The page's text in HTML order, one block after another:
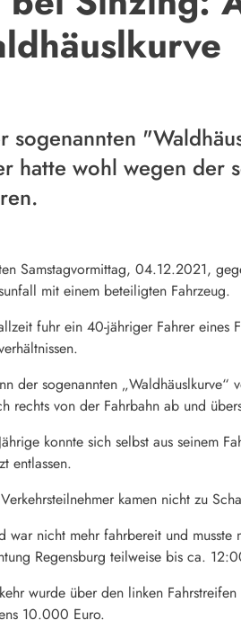
sogenannten
hatte wohl wegen der
Samstagvormittag, 04.12.2021,
mit einem beteiligten Fahrzeug.
fuhr ein 40-jähriger Fahrer
der sogenannten
rechts von der Fahrbahn ab und
konnte sich selbst aus seinem
entlassen.
kamen nicht zu
war nicht mehr fahrbereit und
Regensburg teilweise bis ca.
wurde über den linken
10.000 Euro.